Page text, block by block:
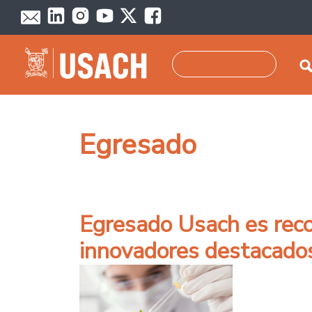
Pasar al contenido principal
Egresado
Egresado Usach es
innovadores